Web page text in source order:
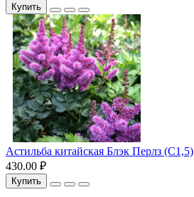
Купить
Астильба китайская Блэк Перлз (С1,5)
430.00 ₽
Купить